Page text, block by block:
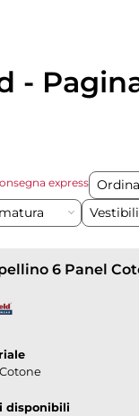
-
express
6 Panel
disponibili